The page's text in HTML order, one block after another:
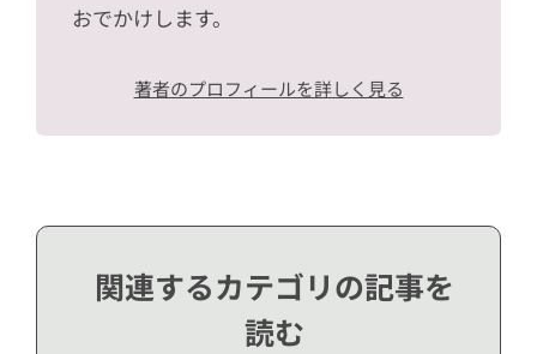
おでかけします。
著者のプロフィールを詳しく見る
関連するカテゴリの記事を
読む